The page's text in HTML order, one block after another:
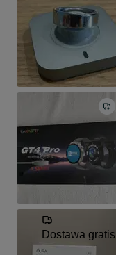
Dostawa gratis